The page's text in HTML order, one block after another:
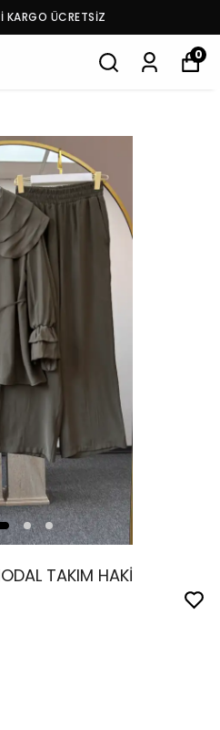
KARGO ÜCRETSİZ
0
TAKIM HAKİ